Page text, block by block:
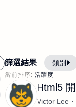
篩選結果 類別
當前排序: 活躍度
翻譯
影片剪輯
Html5
Victor Lee